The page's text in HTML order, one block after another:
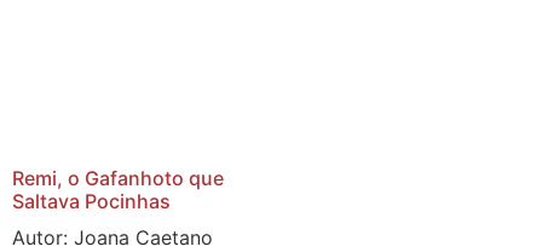
Remi, o Gafanhoto que
Saltava Pocinhas
Autor: Joana Caetano